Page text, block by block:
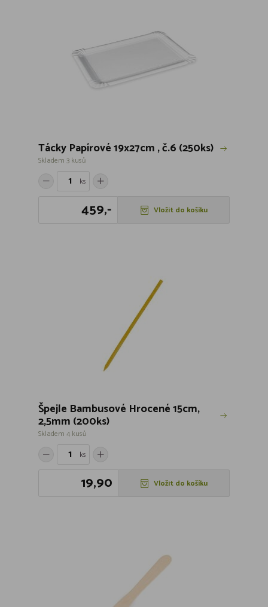
Tácky Papírové 19x27cm , č.6 (250ks)
Skladem 3 kusů
ks
459,- Vložit do košíku
Špejle Bambusové Hrocené 15cm,
2,5mm (200ks)
Skladem 4 kusů
ks
19,90 Vložit do košíku